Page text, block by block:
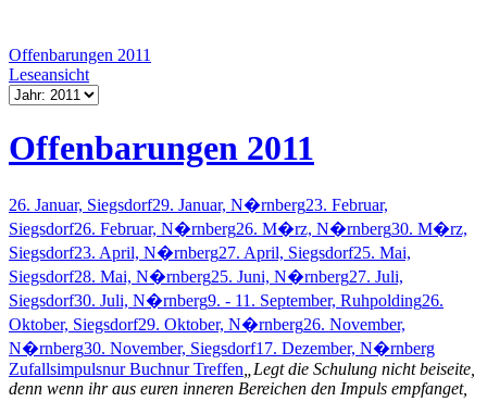
Offenbarungen 2011
Leseansicht
Offenbarungen 2011
26. Januar, Siegsdorf29. Januar, N�rnberg23. Februar,
Siegsdorf26. Februar, N�rnberg26. M�rz, N�rnberg30. M�rz,
Siegsdorf23. April, N�rnberg27. April, Siegsdorf25. Mai,
Siegsdorf28. Mai, N�rnberg25. Juni, N�rnberg27. Juli,
Siegsdorf30. Juli, N�rnberg9. - 11. September, Ruhpolding26.
Oktober, Siegsdorf29. Oktober, N�rnberg26. November,
N�rnberg30. November, Siegsdorf17. Dezember, N�rnberg
Zufallsimpulsnur Buchnur Treffen „Legt die Schulung nicht beiseite,
denn wenn ihr aus euren inneren Bereichen den Impuls empfanget,